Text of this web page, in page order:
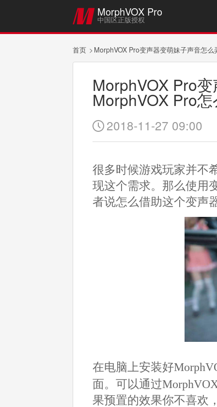
 MorphVOX Pro
中国区正版授权
首页 MorphVOX Pro变声器变萌妹子声音怎
MorphVOX Pro
MorphVOX Pro
 2018-11-27 09:00
很多时候游戏玩家并不
现这个需求。那么使用
者说怎么借助这个变声
在电脑上安装好
面。可以通过
果预置的效果你不喜欢